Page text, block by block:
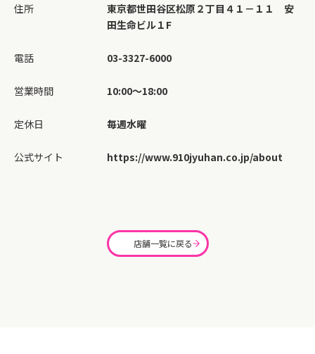
住所
東京都世田谷区松原２丁目４１－１１ 安
田生命ビル１F
電話 03-3327-6000
営業時間 10:00～18:00
定休日 毎週水曜
公式サイト https://www.910jyuhan.co.jp/about
店舗一覧に戻る